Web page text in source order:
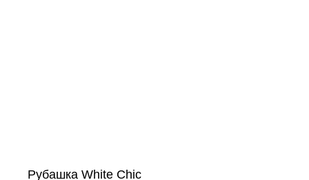
Рубашка White Chic